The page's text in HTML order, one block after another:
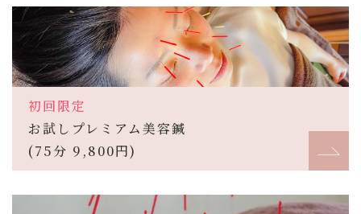
初回限定
お試しプレミアム美容鍼
(75分 9,800円)